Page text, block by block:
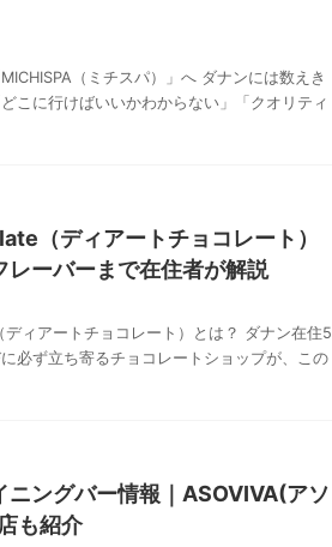
（ミチスパ）」へ ダナンには数えき
こに行けばいいかわからない」「クオリティ
（ディアートチョコレート）
ーバーまで在住者が解説
ィアートチョコレート）とは？ ダナン在住5
必ず立ち寄るチョコレートショップが、この
ニングバー情報｜ASOVIVA(アソ
も紹介